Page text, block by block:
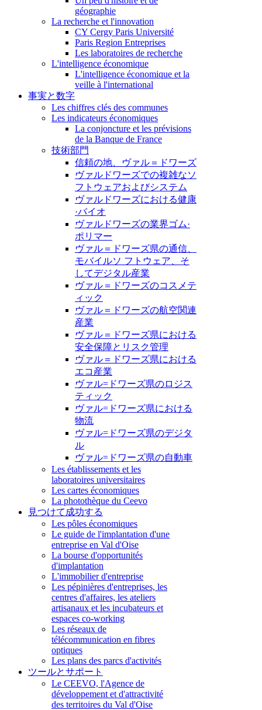
géographie
La recherche et l'innovation
CY Cergy Paris Université
Paris Region Entreprises
Les laboratoires de recherche
L'intelligence économique
L'intelligence économique et la
veille à l'international
事実と数字
Les chiffres clés des communes
Les indicateurs économiques
La conjoncture et les prévisions
de la Banque de France
技術部門
信頼の地、ヴァル＝ドワーズ
ヴァルドワーズでの複雑なソ
フトウェアおよびシステム
ヴァルドワーズにおける健康
·バイオ
ヴァルドワーズの業界ゴム·
ポリマー
ヴァル＝ドワーズ県の通信、
モバイルソ フトウェア、そ
してデジタル産業
ヴァル＝ドワーズのコスメテ
ィック
ヴァル＝ドワーズの航空関連
産業
ヴァル＝ドワーズ県における
安全保障とリスク管理
ヴァル＝ドワーズ県における
エコ産業
ヴァル=ドワーズ県のロジス
ティック
ヴァル=ドワーズ県における
物流
ヴァル=ドワーズ県のデジタ
ル
ヴァル=ドワーズ県の自動車
Les établissements et les
laboratoires universitaires
Les cartes économiques
La photothèque du Ceevo
見つけて成功する
Les pôles économiques
Le guide de l'implantation d'une
entreprise en Val d'Oise
La bourse d'opportunités
d'implantation
L'immobilier d'entreprise
Les pépinières d'entreprises, les
centres d'affaires, les ateliers
artisanaux et les incubateurs et
espaces co-working
Les réseaux de
télécommunication en fibres
optiques
Les plans des parcs d'activités
ツールとサポート
Le CEEVO, l'Agence de
développement et d'attractivité
des territoires du Val d'Oise